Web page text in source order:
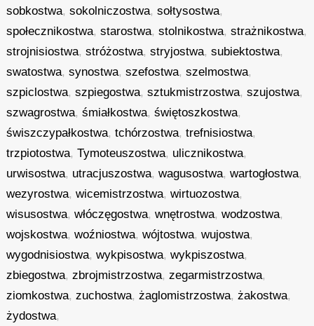
sobkostwa,sokolniczostwa,sołtysostwa,
społecznikostwa,starostwa,stolnikostwa,strażnikostwa,
strojnisiostwa,stróżostwa,stryjostwa,subiektostwa,
swatostwa,synostwa,szefostwa,szelmostwa,
szpiclostwa,szpiegostwa,sztukmistrzostwa,szujostwa,
szwagrostwa,śmiałkostwa,świętoszkostwa,
świszczypałkostwa,tchórzostwa,trefnisiostwa,
trzpiotostwa,Tymoteuszostwa, ulicznikostwa,
urwisostwa, utracjuszostwa,wagusostwa,wartogłostwa,
wezyrostwa,wicemistrzostwa,wirtuozostwa,
wisusostwa,włóczęgostwa,wnętrostwa,wodzostwa,
wojskostwa,woźniostwa,wójtostwa,wujostwa,
wygodnisiostwa,wykpisostwa,wykpiszostwa,
zbiegostwa,zbrojmistrzostwa,zegarmistrzostwa,
ziomkostwa,zuchostwa,żaglomistrzostwa,żakostwa,
żydostwa,